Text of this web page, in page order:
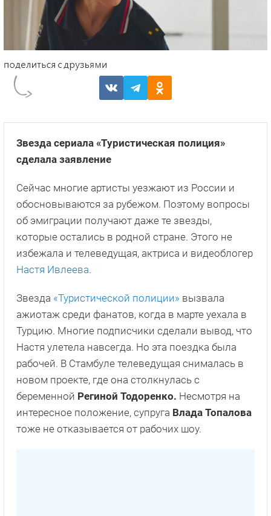
Звезда сериала «Туристическая полиция»
сделала заявление
Сейчас многие артисты уезжают из России и
обосновываются за рубежом. Поэтому вопросы
об эмиграции получают даже те звезды,
которые остались в родной стране. Этого не
избежала и телеведущая, актриса и видеоблогер
Настя Ивлеева.
Звезда «Туристической полиции» вызвала
ажиотаж среди фанатов, когда в марте уехала в
Турцию. Многие подписчики сделали вывод, что
Настя улетела навсегда. Но эта поездка была
рабочей. В Стамбуле телеведущая снималась в
новом проекте, где она столкнулась с
беременной Региной Тодоренко. Несмотря на
интересное положение, супруга Влада Топалова
тоже не отказывается от рабочих шоу.